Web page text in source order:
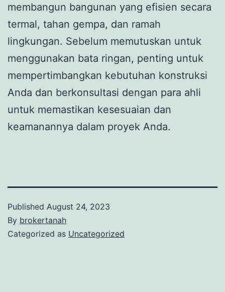
membangun bangunan yang efisien secara
termal, tahan gempa, dan ramah
lingkungan. Sebelum memutuskan untuk
menggunakan bata ringan, penting untuk
mempertimbangkan kebutuhan konstruksi
Anda dan berkonsultasi dengan para ahli
untuk memastikan kesesuaian dan
keamanannya dalam proyek Anda.
Published August 24, 2023
By brokertanah
Categorized as Uncategorized